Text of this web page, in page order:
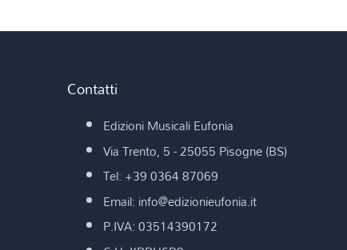
Contatti
Edizioni Musicali Eufonia
Via Trento, 5 - 25055 Pisogne (BS)
Tel: +39 0364 87069
Email: info@edizionieufonia.it
P.IVA: 03514390172